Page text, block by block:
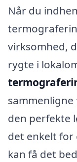
Når du
virksomhed,
rygte i
den perfekte
det enkelt for
kan få det